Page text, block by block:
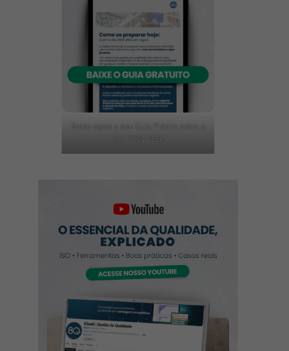
Baixe agora o seu Guia Prático sobre a
ISO 9001:2026